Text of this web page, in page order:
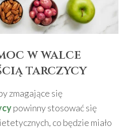
w walce
tarczycy
zmagające się
powinny stosować się
co będzie miało